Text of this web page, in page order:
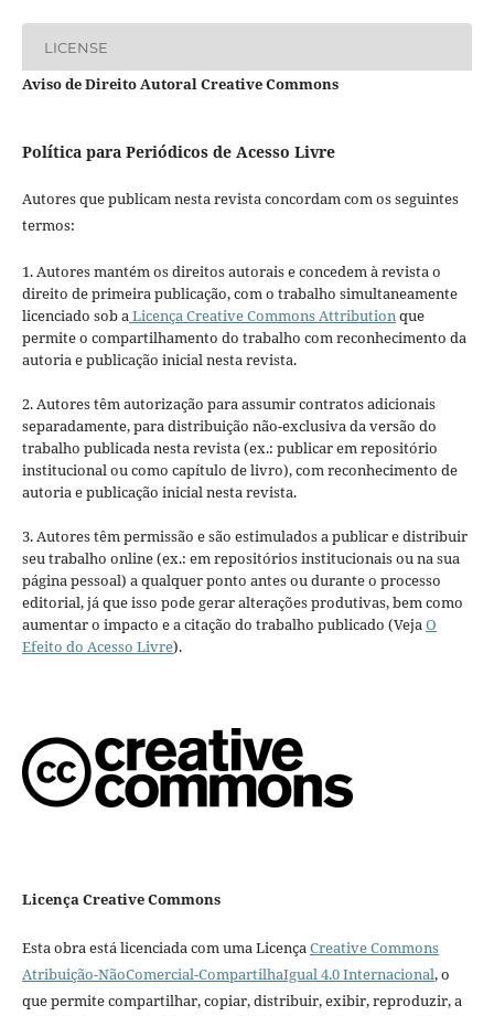
LICENSE
Aviso de Direito Autoral Creative Commons
Política para Periódicos de Acesso Livre
Autores que publicam nesta revista concordam com os seguintes
termos:
1. Autores mantém os direitos autorais e concedem à revista o
direito de primeira publicação, com o trabalho simultaneamente
licenciado sob aLicença Creative Commons Attributionque
permite o compartilhamento do trabalho com reconhecimento da
autoria e publicação inicial nesta revista.
2. Autores têm autorização para assumir contratos adicionais
separadamente, para distribuição não-exclusiva da versão do
trabalho publicada nesta revista (ex.: publicar em repositório
institucional ou como capítulo de livro), com reconhecimento de
autoria e publicação inicial nesta revista.
3. Autores têm permissão e são estimulados a publicar e distribuir
seu trabalho online (ex.: em repositórios institucionais ou na sua
página pessoal) a qualquer ponto antes ou durante o processo
editorial, já que isso pode gerar alterações produtivas, bem como
aumentar o impacto e a citação do trabalho publicado (VejaO
Efeito do Acesso Livre).
Licença Creative Commons
Esta obra está licenciada com uma LicençaCreative Commons
Atribuição-NãoComercial-CompartilhaIgual 4.0 Internacional, o
que permite compartilhar, copiar, distribuir, exibir, reproduzir, a